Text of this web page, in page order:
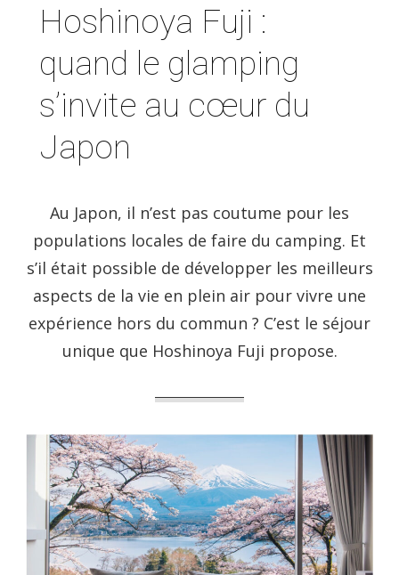
Hoshinoya Fuji :
quand le glamping
s’invite au cœur du
Japon
Au Japon, il n’est pas coutume pour les
populations locales de faire du camping. Et
s’il était possible de développer les meilleurs
aspects de la vie en plein air pour vivre une
expérience hors du commun ? C’est le séjour
unique que Hoshinoya Fuji propose.